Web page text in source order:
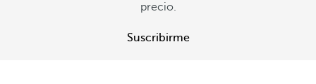
precio.
Suscribirme